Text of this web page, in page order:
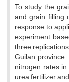
To study the
and grain filling
response to
experiment
three
Guilan
nitrogen rates
urea fertilizer